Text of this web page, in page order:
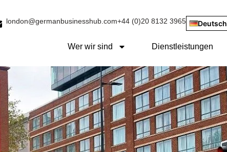
london@germanbusinesshub.com+44 (0)20 8132 3965 Deutsch
Wer wir sind Dienstleistungen